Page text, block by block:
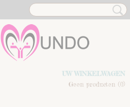
UW WINKELWAGEN
Geen producten (0)